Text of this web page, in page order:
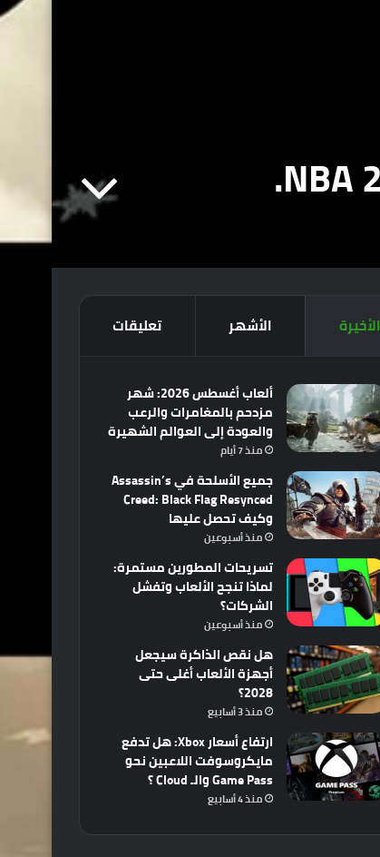
الأخيرة الأشهر تعليقات
ألعاب أغسطس 2026: شهر
مزدحم بالمغامرات والرعب
والعودة إلى العوالم الشهيرة
منذ 7 أيام
جميع الأسلحة في Assassin’s
Creed: Black Flag Resynced
وكيف تحصل عليها
منذ أسبوعين
تسريحات المطورين مستمرة:
لماذا تنجح الألعاب وتفشل
الشركات؟
منذ أسبوعين
هل نقص الذاكرة سيجعل
أجهزة الألعاب أغلى حتى
2028؟
منذ 3 أسابيع
ارتفاع أسعار Xbox: هل تدفع
مايكروسوفت اللاعبين نحو
Game Pass والـ Cloud ؟
منذ 4 أسابيع